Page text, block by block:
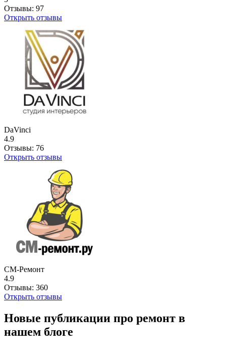
Отзывы: 97
Открыть отзывы
DaVinci
4.9
Отзывы: 76
Открыть отзывы
СМ-Ремонт
4.9
Отзывы: 360
Открыть отзывы
Новые публикации про ремонт в
нашем блоге